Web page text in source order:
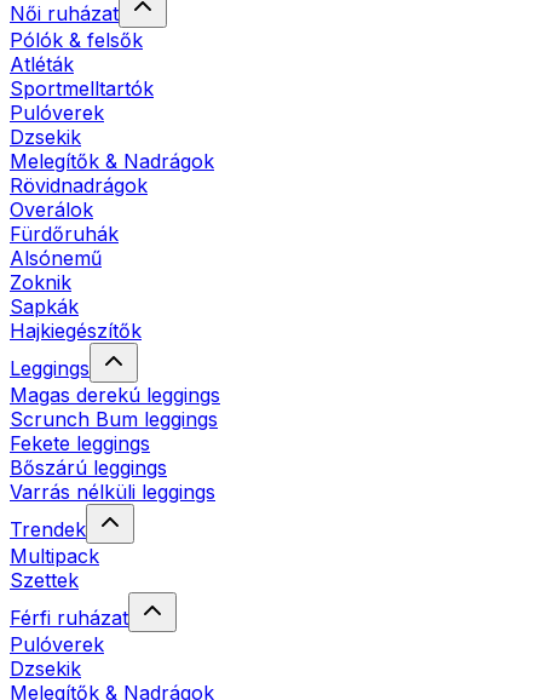
Női ruházat
Pólók & felsők
Atléták
Sportmelltartók
Pulóverek
Dzsekik
Melegítők & Nadrágok
Rövidnadrágok
Overálok
Fürdőruhák
Alsónemű
Zoknik
Sapkák
Hajkiegészítők
Leggings
Magas derekú leggings
Scrunch Bum leggings
Fekete leggings
Bőszárú leggings
Varrás nélküli leggings
Trendek
Multipack
Szettek
Férfi ruházat
Pulóverek
Dzsekik
Melegítők & Nadrágok